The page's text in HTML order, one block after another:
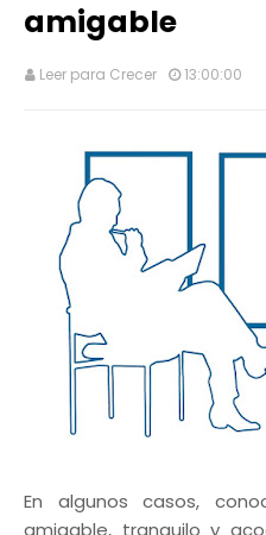
amigable
Leer para Crecer 13:00:00
En algunos casos,
amigable, tranquilo y